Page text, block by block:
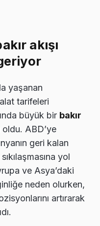
akışı
yaşanan
tarifeleri
büyük bir bakır
ABD’ye
geri kalan
yol
ve Asya’daki
neden olurken,
artırarak